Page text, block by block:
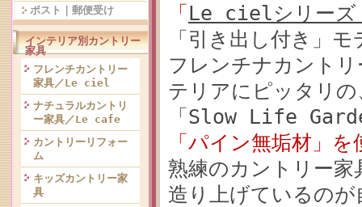
ポスト｜郵便受け
インテリア別カントリー
家具
フレンチカントリー
家具／Le ciel
ナチュラルカントリ
ー家具／Le cafe
カントリーリフォー
ム
キッズカントリー家
具
「 Le cielシリーズ
「引き出し付き」
フレンチナカント
テリアにピッタリ
「Slow Life
「パイン無垢材」を
熟練のカントリー家
造り上げているのが